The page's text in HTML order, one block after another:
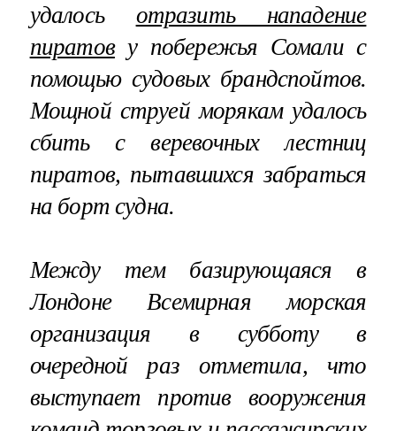
удалось отразить нападение
пиратову побережья Сомали с
помощью судовых брандспойтов.
Мощной струей морякам удалось
сбить с веревочных лестниц
пиратов, пытавшихся забраться
на борт судна.
Между тем базирующаяся в
Лондоне Всемирная морская
организация в субботу в
очередной раз отметила, что
выступает против вооружения